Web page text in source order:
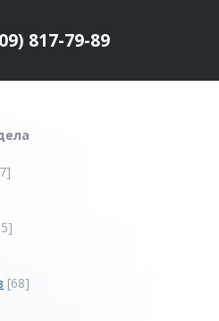
817-79-89
[68]